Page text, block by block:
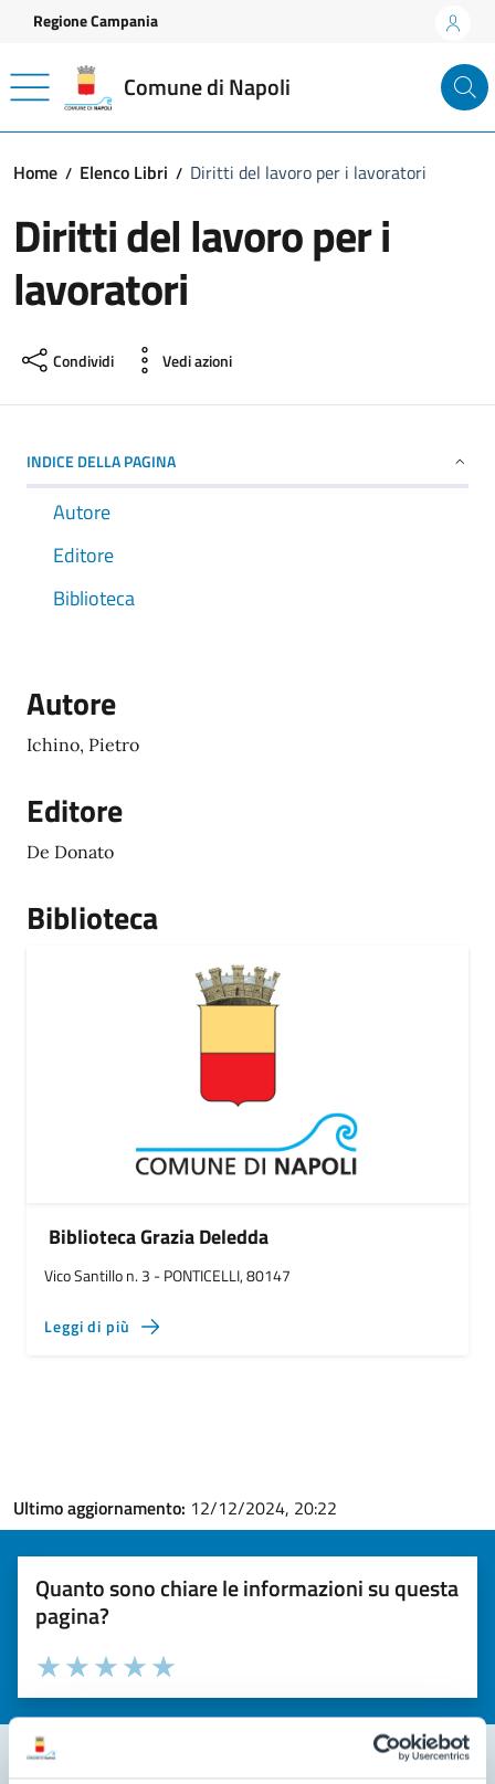
Vai ai contenuti
Vai al footer
Regione Campania
Comune di Napoli
Home Elenco Libri Diritti del lavoro per i lavoratori
Diritti del lavoro per i
lavoratori
Condividi Vedi azioni
INDICE DELLA PAGINA
Autore
Editore
Biblioteca
Autore
Ichino, Pietro
Editore
De Donato
Biblioteca
Biblioteca Grazia Deledda
Vico Santillo n. 3 - PONTICELLI, 80147
Leggi di più
Ultimo aggiornamento: 12/12/2024, 20:22
Quanto sono chiare le informazioni su questa
pagina?
Valuta la chiarezza delle informazioni (da 1 a 5 stelle)
Seleziona il numero di stelle per valutare la chiarezza delle
Valuta 5 stelle su 5
Valuta 4 stelle su 5
Valuta 3 stelle su 5
Valuta 2 stelle su 5
Valuta 1 stelle su 5